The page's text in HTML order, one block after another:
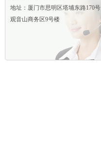
地址：厦门市思明区塔埔东路170号
观音山商务区9号楼